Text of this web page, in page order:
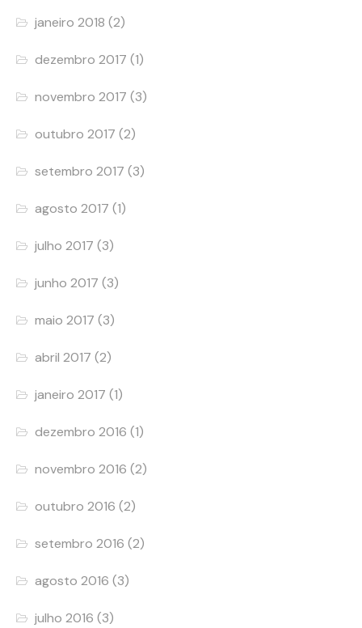
janeiro 2018 (2)
dezembro 2017 (1)
novembro 2017 (3)
outubro 2017 (2)
setembro 2017 (3)
agosto 2017 (1)
julho 2017 (3)
junho 2017 (3)
maio 2017 (3)
abril 2017 (2)
janeiro 2017 (1)
dezembro 2016 (1)
novembro 2016 (2)
outubro 2016 (2)
setembro 2016 (2)
agosto 2016 (3)
julho 2016 (3)